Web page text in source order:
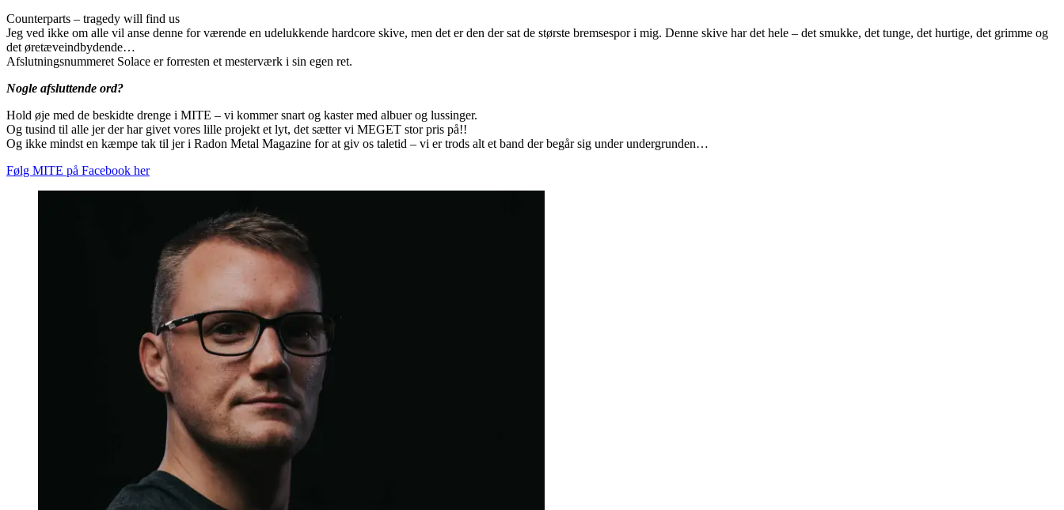
Counterparts – tragedy will find us
Jeg ved ikke om alle vil anse denne for værende en udelukkende hardcore skive, men det er den der sat de største bremsespor i mig. Denne skive har det hele – det smukke, det tunge, det hurtige, det grimme og
det øretæveindbydende…
Afslutningsnummeret Solace er forresten et mesterværk i sin egen ret.
Nogle afsluttende ord?
Hold øje med de beskidte drenge i MITE – vi kommer snart og kaster med albuer og lussinger.
Og tusind til alle jer der har givet vores lille projekt et lyt, det sætter vi MEGET stor pris på!!
Og ikke mindst en kæmpe tak til jer i Radon Metal Magazine for at giv os taletid – vi er trods alt et band der begår sig under undergrunden…
Følg MITE på Facebook her